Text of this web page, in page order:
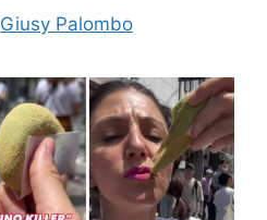
Giusy Palombo